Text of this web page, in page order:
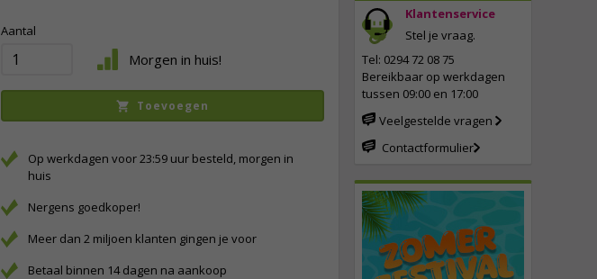
Klantenservice
Stel je vraag.
Tel: 0294 72 08 75
Bereikbaar op werkdagen
tussen 09:00 en 17:00
Veelgestelde vragen
Contactformulier
Aantal
Morgen in huis!
Toevoegen
Op werkdagen voor 23:59 uur besteld, morgen in
huis
Nergens goedkoper!
Meer dan 2 miljoen klanten gingen je voor
Betaal binnen 14 dagen na aankoop